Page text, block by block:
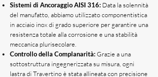
Sistemi di Ancoraggio AISI 316: Data la solennità
del manufatto, abbiamo utilizzato componentistica
in acciaio inox di grado superiore per garantire una
resistenza totale alla corrosione e una stabilità
meccanica plurisecolare.
Controllo della Complanarità:Grazie a una
sottostruttura ingegnerizzata su misura, ogni
lastra di Travertino è stata allineata con precisione